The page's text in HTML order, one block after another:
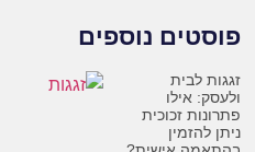
פוסטים נוספים
זגגות לבית
ולעסק: אילו
פתרונות זכוכית
ניתן להזמין